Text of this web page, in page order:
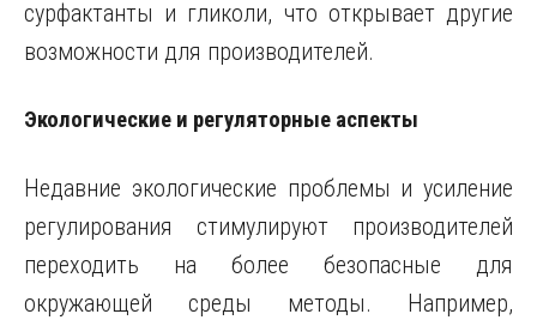
сурфактанты и гликоли, что открывает другие
возможности для производителей.
Экологические и регуляторные аспекты
Недавние экологические проблемы и усиление
регулирования стимулируют производителей
переходить на более безопасные для
окружающей среды методы. Например,